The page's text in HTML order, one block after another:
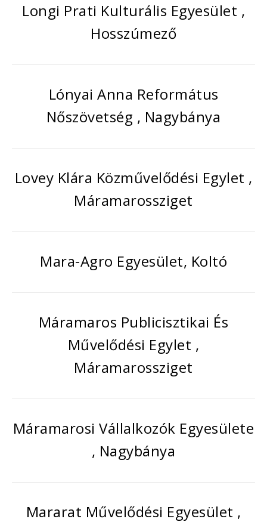
Longi Prati Kulturális Egyesület ,
Hosszúmező
Lónyai Anna Református
Nőszövetség , Nagybánya
Lovey Klára Közművelődési Egylet ,
Máramarossziget
Mara-Agro Egyesület, Koltó
Máramaros Publicisztikai És
Művelődési Egylet ,
Máramarossziget
Máramarosi Vállalkozók Egyesülete
, Nagybánya
Mararat Művelődési Egyesület ,